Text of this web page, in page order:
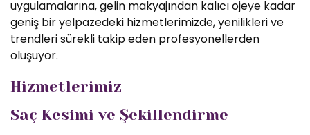
uygulamalarına, gelin makyajından kalıcı ojeye kadar
geniş bir yelpazedeki hizmetlerimizde, yenilikleri ve
trendleri sürekli takip eden profesyonellerden
oluşuyor.
Hizmetlerimiz
Saç Kesimi ve Şekillendirme